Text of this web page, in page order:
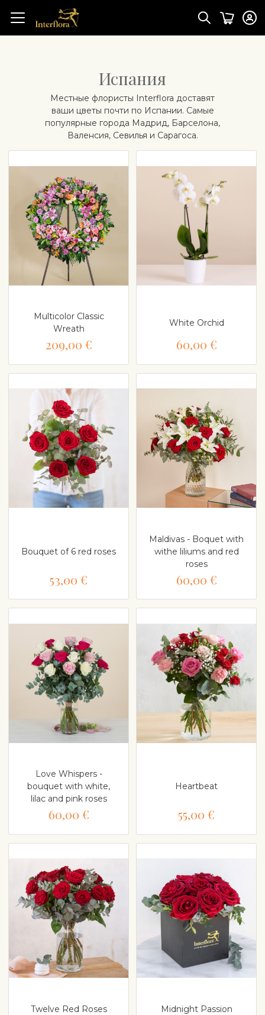
Испания
Mестные флористы Interflora доставят
ваши цветы почти по Испании. Самые
популярные города Мадрид, Барселона,
Валенсия, Севилья и Сарагоса.
Multicolor Classic
Wreath
209,00 €
White Orchid
60,00 €
Bouquet of 6 red roses
53,00 €
Maldivas - Boquet with
withe liliums and red
roses
60,00 €
Love Whispers -
bouquet with white,
lilac and pink roses
60,00 €
Heartbeat
55,00 €
Twelve Red Roses Midnight Passion